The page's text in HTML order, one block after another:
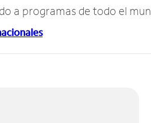
a programas de todo el